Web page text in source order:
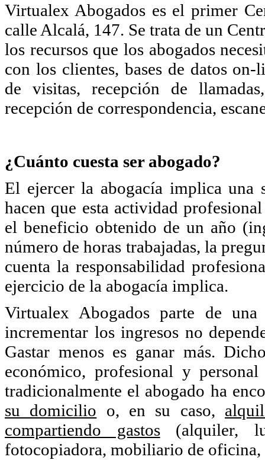
Virtualex Abogados es el primer
calle Alcalá, 147. Se trata de un
los recursos que los abogados
con los clientes, bases de datos
de visitas, recepción de
recepción de correspondencia,
¿Cuánto cuesta ser abogado?
El ejercer la abogacía implica una
hacen que esta actividad
el beneficio obtenido de un año
número de horas trabajadas, la
cuenta la responsabilidad
ejercicio de la abogacía implica.
Virtualex Abogados parte de
incrementar los ingresos no
Gastar menos es ganar más.
económico, profesional y
tradicionalmente el abogado ha
su domicilio o, en su caso,
compartiendo gastos(alquiler,
fotocopiadora, mobiliario de oficina,